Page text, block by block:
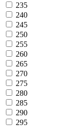
235
240
245
250
255
260
265
270
275
280
285
290
295